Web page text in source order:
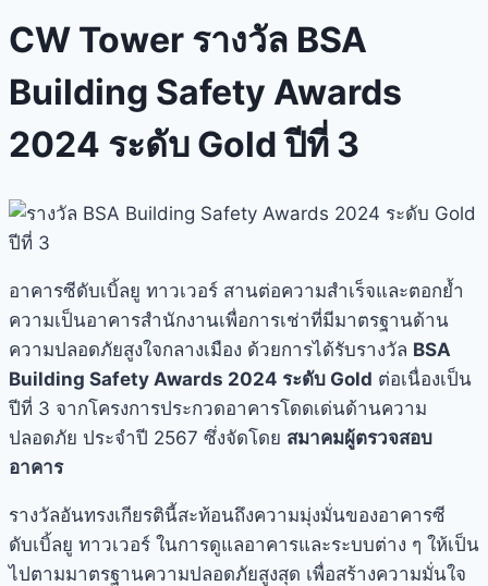
CW Tower รางวัล BSA
Building Safety Awards
2024 ระดับ Gold ปีที่ 3
อาคารซีดับเบิ้ลยู ทาวเวอร์ สานต่อความสำเร็จและตอกย้ำ
ความเป็นอาคารสำนักงานเพื่อการเช่าที่มีมาตรฐานด้าน
ความปลอดภัยสูงใจกลางเมือง ด้วยการได้รับรางวัล BSA
Building Safety Awards 2024 ระดับ Gold ต่อเนื่องเป็น
ปีที่ 3 จากโครงการประกวดอาคารโดดเด่นด้านความ
ปลอดภัย ประจำปี 2567 ซึ่งจัดโดย สมาคมผู้ตรวจสอบ
อาคาร
รางวัลอันทรงเกียรตินี้สะท้อนถึงความมุ่งมั่นของอาคารซี
ดับเบิ้ลยู ทาวเวอร์ ในการดูแลอาคารและระบบต่าง ๆ ให้เป็น
ไปตามมาตรฐานความปลอดภัยสูงสุด เพื่อสร้างความมั่นใจ